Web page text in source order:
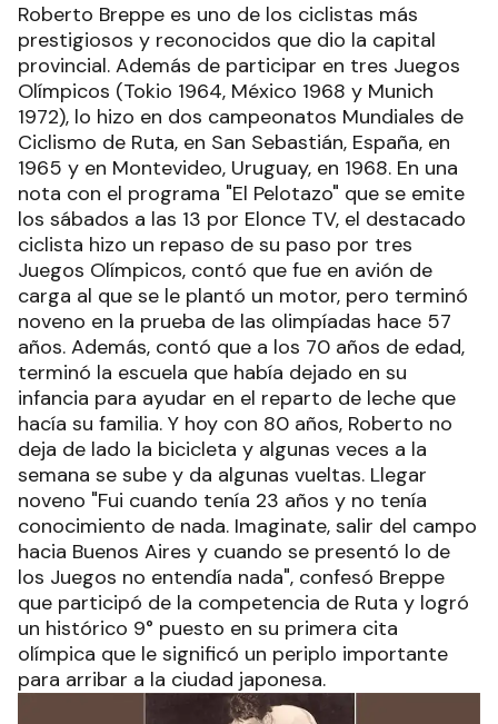
Roberto Breppe es uno de los ciclistas más
prestigiosos y reconocidos que dio la capital
provincial. Además de participar en tres Juegos
Olímpicos (Tokio 1964, México 1968 y Munich
1972), lo hizo en dos campeonatos Mundiales de
Ciclismo de Ruta, en San Sebastián, España, en
1965 y en Montevideo, Uruguay, en 1968. En una
nota con el programa "El Pelotazo" que se emite
los sábados a las 13 por Elonce TV, el destacado
ciclista hizo un repaso de su paso por tres
Juegos Olímpicos, contó que fue en avión de
carga al que se le plantó un motor, pero terminó
noveno en la prueba de las olimpíadas hace 57
años. Además, contó que a los 70 años de edad,
terminó la escuela que había dejado en su
infancia para ayudar en el reparto de leche que
hacía su familia. Y hoy con 80 años, Roberto no
deja de lado la bicicleta y algunas veces a la
semana se sube y da algunas vueltas. Llegar
noveno "Fui cuando tenía 23 años y no tenía
conocimiento de nada. Imaginate, salir del campo
hacia Buenos Aires y cuando se presentó lo de
los Juegos no entendía nada", confesó Breppe
que participó de la competencia de Ruta y logró
un histórico 9° puesto en su primera cita
olímpica que le significó un periplo importante
para arribar a la ciudad japonesa.